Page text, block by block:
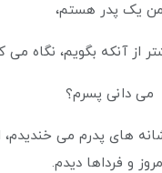
من یک پدر هستم،
از آنکه بگویم، نگاه می
می دانی پسرم؟
های پدرم می خندیدم،
و فرداها دیدم.